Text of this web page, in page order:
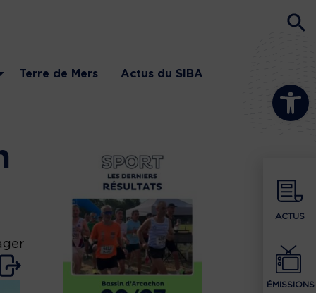
Ouvrir la
ACTUS
ÉMISSIONS
Terre de Mers Actus du SIBA